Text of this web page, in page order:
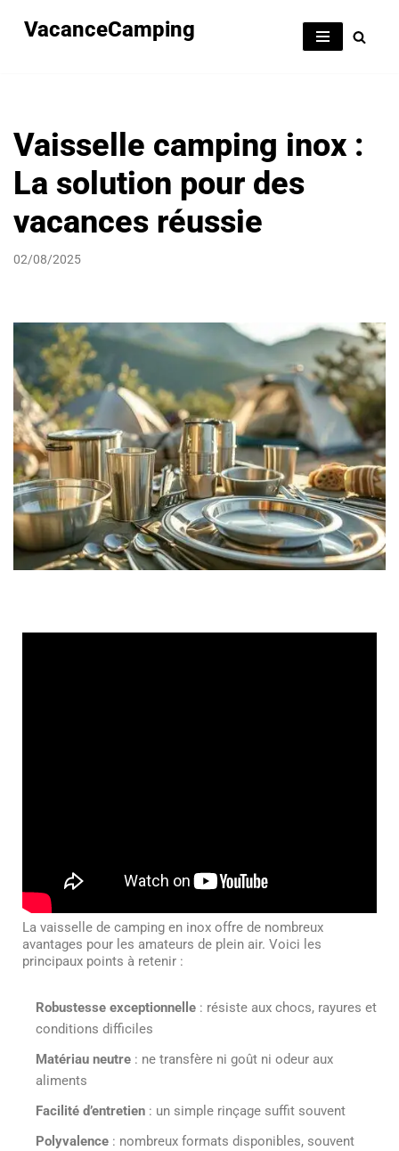
VacanceCamping
Vaisselle camping inox :
La solution pour des
vacances réussie
02/08/2025
La vaisselle de camping en inox offre de nombreux
avantages pour les amateurs de plein air. Voici les
principaux points à retenir :
Robustesse exceptionnelle : résiste aux chocs, rayures et
conditions difficiles
Matériau neutre : ne transfère ni goût ni odeur aux
aliments
Facilité d’entretien : un simple rinçage suffit souvent
Polyvalence : nombreux formats disponibles, souvent